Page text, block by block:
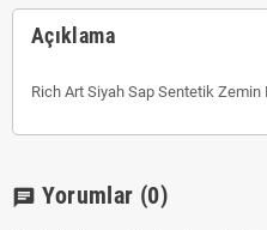
Açıklama
Rich Art Siyah Sap Sentetik Zemin
chat Yorumlar (0)